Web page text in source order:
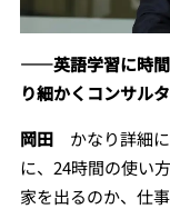
――英語学習に時間
り細かくコンサル
岡田 かなり詳細
に、24時間の使い
家を出るのか、仕